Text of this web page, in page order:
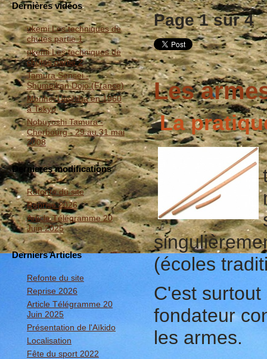
Dernières vidéos
ukemi Les techniques de
chutes partie 1
ukemi Les techniques de
chutes partie 2
Tamura Sensei -
Shumeikan Dojo (France)
Morihei Ueshiba en 1960
à Tokyo
Nobuyoshi Tamura -
Cherbourg - 29 au 31 mai
2008
Dernieres modifications
Refonte du site
Reprise 2026
Article Télégramme 20
Juin 2025
Derniers Articles
Refonte du site
Reprise 2026
Article Télégramme 20
Juin 2025
Présentation de l'Aïkido
Localisation
Fête du sport 2022
Page 1 sur 4
Les
La
(écoles
C'est
fondateur
les armes.